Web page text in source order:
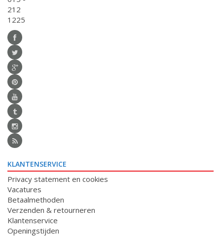
212
1225
KLANTENSERVICE
Privacy statement en cookies
Vacatures
Betaalmethoden
Verzenden & retourneren
Klantenservice
Openingstijden